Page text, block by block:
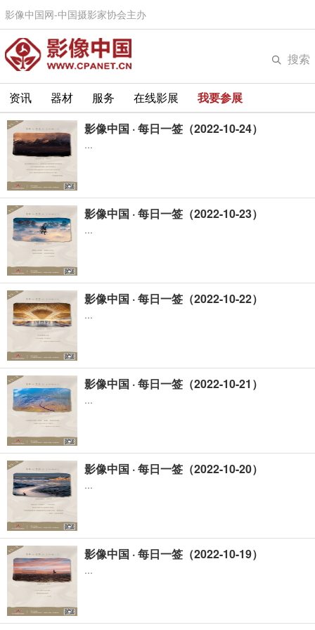
影像中国网-中国摄影家协会主办
搜索
资讯 器材 服务 在线影展
我要参展
影像中国 · 每日一签（2022-10-24）
...
影像中国 · 每日一签（2022-10-23）
...
影像中国 · 每日一签（2022-10-22）
...
影像中国 · 每日一签（2022-10-21）
...
影像中国 · 每日一签（2022-10-20）
...
影像中国 · 每日一签（2022-10-19）
...